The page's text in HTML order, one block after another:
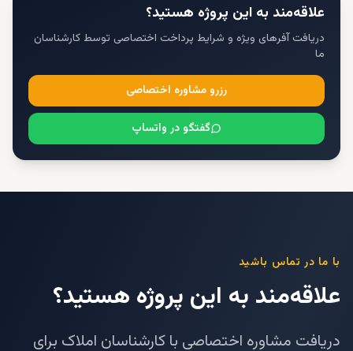
علاقه‌مند به این پروژه هستید؟
دریافت آفرهای ویژه و شرایط پرداخت اختصاصی توسط کارشناسان
ما
رزرو مشاوره اختصاصی
گفتگو در واتساپ
با ما در تماس باشید
علاقه‌مند به این پروژه هستید؟
دریافت مشاوره اختصاصی با کارشناسان املاک برای